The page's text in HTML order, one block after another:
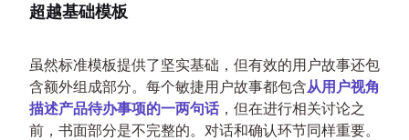
超越基础模板
虽然标准模板提供了坚实基础，但有效的用户故事还包
含额外组成部分。每个敏捷用户故事都包含从用户视角
描述产品待办事项的一两句话，但在进行相关讨论之
前，书面部分是不完整的。对话和确认环节同样重要。